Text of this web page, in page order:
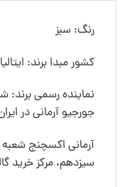
رنگ: سبز
کشور مبدا برند: ایتالیا
نماینده رسمی برند:
جورجیو آرمانی در
آرمانی اکسچنج شعبه
سیزدهم، مرکز خرید